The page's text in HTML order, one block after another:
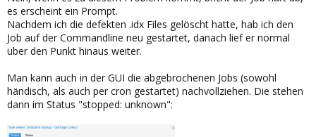
es erscheint ein Prompt.
Nachdem ich die defekten .idx Files gelöscht hatte, hab ich den
Job auf der Commandline neu gestartet, danach lief er normal
über den Punkt hinaus weiter.
Man kann auch in der GUI die abgebrochenen Jobs (sowohl
händisch, als auch per cron gestartet) nachvollziehen. Die stehen
dann im Status "stopped: unknown":